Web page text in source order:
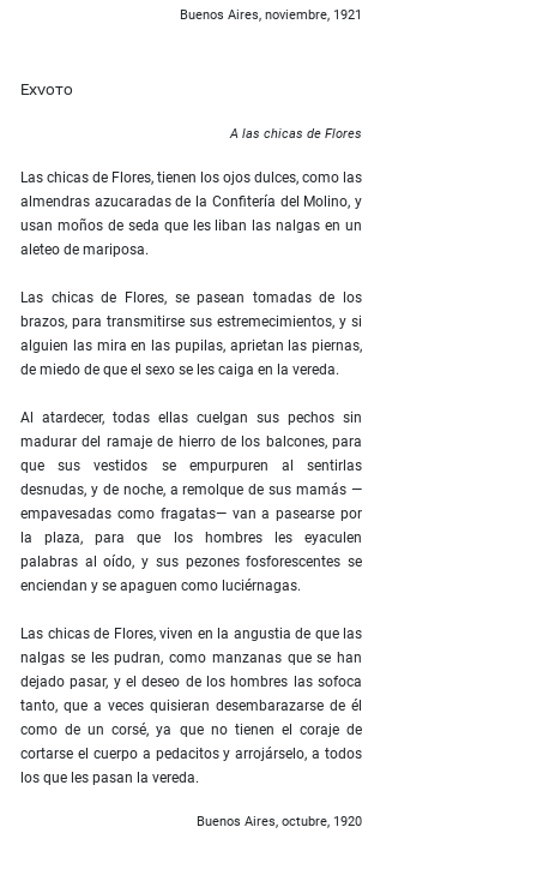
Buenos Aires, noviembre, 1921
Exvoto
A las chicas de Flores
Las chicas de Flores, tienen los ojos dulces, como las
almendras azucaradas de la Confitería del Molino, y
usan moños de seda que les liban las nalgas en un
aleteo de mariposa.
Las chicas de Flores, se pasean tomadas de los
brazos, para transmitirse sus estremecimientos, y si
alguien las mira en las pupilas, aprietan las piernas,
de miedo de que el sexo se les caiga en la vereda.
Al atardecer, todas ellas cuelgan sus pechos sin
madurar del ramaje de hierro de los balcones, para
que sus vestidos se empurpuren al sentirlas
desnudas, y de noche, a remolque de sus mamás —
empavesadas como fragatas— van a pasearse por
la plaza, para que los hombres les eyaculen
palabras al oído, y sus pezones fosforescentes se
enciendan y se apaguen como luciérnagas.
Las chicas de Flores, viven en la angustia de que las
nalgas se les pudran, como manzanas que se han
dejado pasar, y el deseo de los hombres las sofoca
tanto, que a veces quisieran desembarazarse de él
como de un corsé, ya que no tienen el coraje de
cortarse el cuerpo a pedacitos y arrojárselo, a todos
los que les pasan la vereda.
Buenos Aires, octubre, 1920